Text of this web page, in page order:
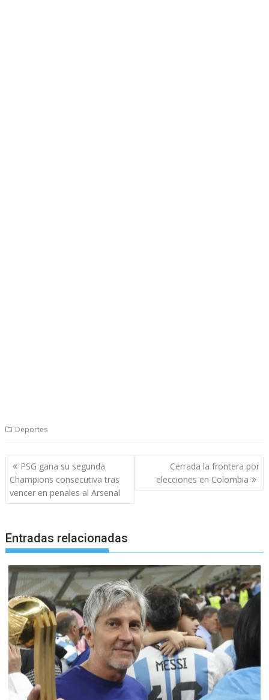
Deportes
Navegación
de
entradas
PSG gana su segunda
Champions consecutiva tras
vencer en penales al Arsenal
Cerrada la frontera por
elecciones en Colombia
Entradas relacionadas